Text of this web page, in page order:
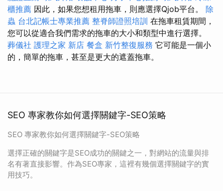
櫃推薦 因此，如果您想租用拖車，則應選擇Qjob平台。 除
蟲 台北記帳士專業推薦 整脊師證照培訓 在拖車租賃期間，
您可以從適合我們需求的拖車的大小和類型中進行選擇。
葬儀社 護理之家 新店 餐盒 新竹整復服務 它可能是一個小
的，簡單的拖車，甚至是更大的遮蓋拖車。
SEO 專家教你如何選擇關鍵字-SEO策略
SEO 專家教你如何選擇關鍵字-SEO策略
選擇正確的關鍵字是SEO成功的關鍵之一，對網站的流量與排
名有著直接影響。作為SEO專家，這裡有幾個選擇關鍵字的實
用技巧。